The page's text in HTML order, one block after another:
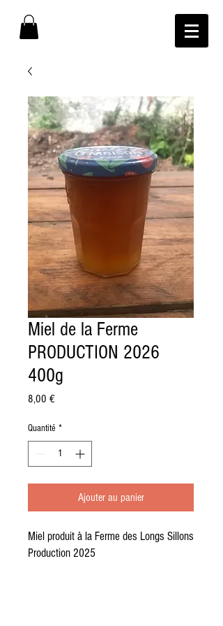
Miel de la Ferme
PRODUCTION 2026
400g
8,00 €Prix
Quantité *
Ajouter au panier
Miel produit à la Ferme des Longs Sillons
Production 2025